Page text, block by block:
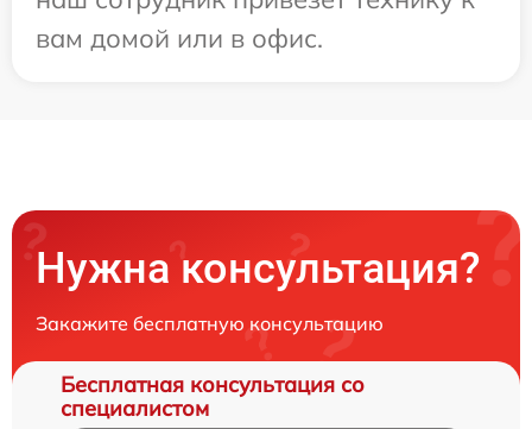
вам домой или в офис.
Нужна консультация?
Закажите бесплатную консультацию
Бесплатная консультация со
специалистом